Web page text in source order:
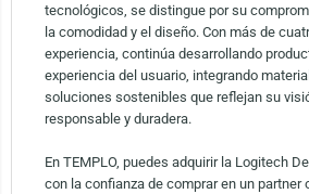
tecnológicos, se distingue por su
la comodidad y el diseño. Con más de
experiencia, continúa desarrollando
experiencia del usuario, integrando
soluciones sostenibles que reflejan su
responsable y duradera.
En TEMPLO, puedes adquirir la Logitech
con la confianza de comprar en un partner